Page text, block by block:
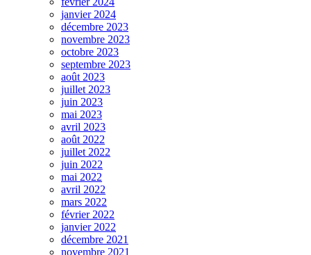
janvier 2024
décembre 2023
novembre 2023
octobre 2023
septembre 2023
août 2023
juillet 2023
juin 2023
mai 2023
avril 2023
août 2022
juillet 2022
juin 2022
mai 2022
avril 2022
mars 2022
février 2022
janvier 2022
décembre 2021
novembre 2021